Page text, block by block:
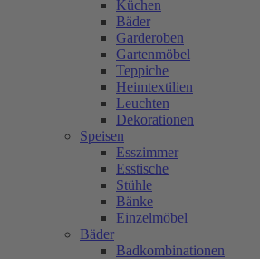
Küchen
Bäder
Garderoben
Gartenmöbel
Teppiche
Heimtextilien
Leuchten
Dekorationen
Speisen
Esszimmer
Esstische
Stühle
Bänke
Einzelmöbel
Bäder
Badkombinationen